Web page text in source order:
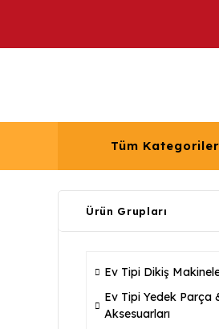
Tüm Kategoriler
Ürün Grupları
Ev Tipi Dikiş
Ev Tipi Yedek Parça
Aksesuarları